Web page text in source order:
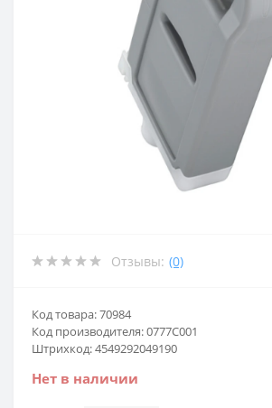
Отзывы: (0)
Код товара: 70984
Код производителя: 0777C001
Штрихкод: 4549292049190
Нет в наличии